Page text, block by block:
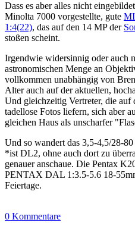
Dass es aber alles nicht
Minolta 7000 vorgestellte, gute
1:4(22), das auf den 14 MP der
stoßen scheint.
Irgendwie widersinnig oder auch
astronomischen Menge an
vollkommen unabhängig von
Alter auch auf der aktuellen,
Und gleichzeitig Vertreter, die auf
tadellose Fotos liefern, sich aber
gleichen Haus als unscharfer
Und so wandert das 3,5-4,5/28-
*ist DL2, ohne auch dort zu
genauer anschaue. Die Pentax
PENTAX DAL 1:3.5-5.6 18-
Feiertage.
0 Kommentare